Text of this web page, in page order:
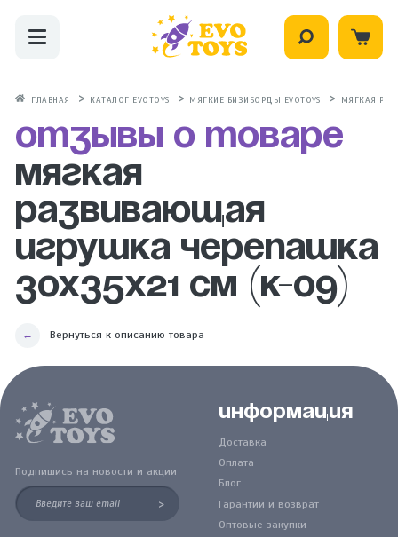
ГЛАВНАЯ КАТАЛОГ EVOTOYS МЯГКИЕ БИЗИБОРДЫ EVOTOYS МЯГКАЯ
Отзывы о товаре
Мягкая
развивающая
игрушка Черепашка
30х35х21 см (К-09)
Вернуться к описанию товара
Подпишись на новости и акции
>
Информация
Доставка
Оплата
Блог
Гарантии и возврат
Оптовые закупки